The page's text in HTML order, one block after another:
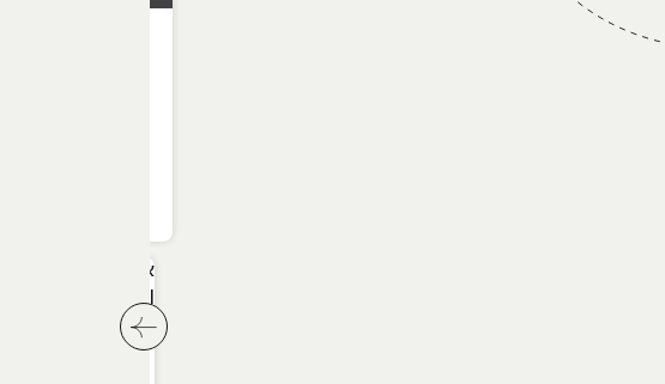
איך נראה יום
UX/UI בארגון או סטארטאפ?
לחץ לשיקופית